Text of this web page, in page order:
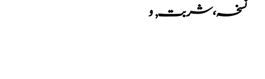
نسخہ،شربت,و